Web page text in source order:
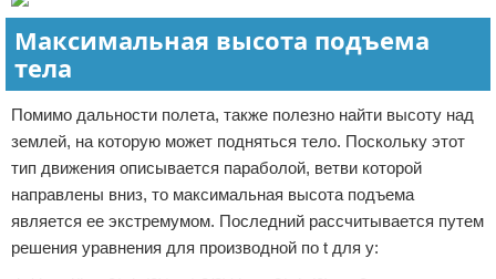
Максимальная высота подъема
тела
Помимо дальности полета, также полезно найти высоту над
землей, на которую может подняться тело. Поскольку этот
тип движения описывается параболой, ветви которой
направлены вниз, то максимальная высота подъема
является ее экстремумом. Последний рассчитывается путем
решения уравнения для производной по t для y: